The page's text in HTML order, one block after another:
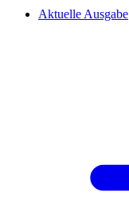
Aktuelle Ausgabe